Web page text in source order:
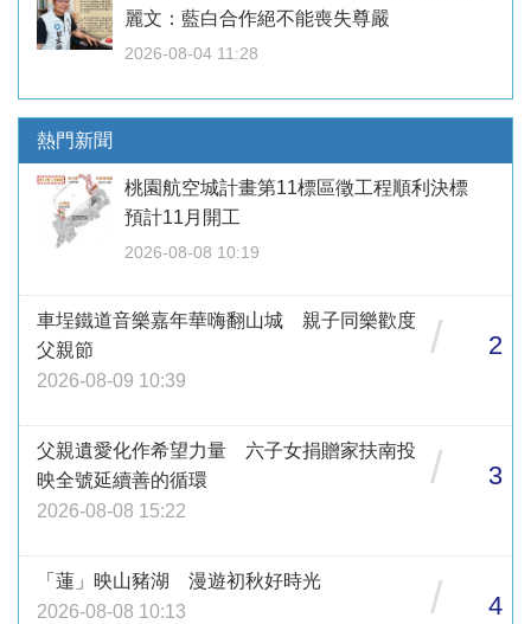
麗文：藍白合作絕不能喪失尊嚴
2026-08-04 11:28
熱門新聞
桃園航空城計畫第11標區徵工程順利決標
預計11月開工
2026-08-08 10:19
車埕鐵道音樂嘉年華嗨翻山城 親子同樂歡度
父親節
2026-08-09 10:39
/ 2
父親遺愛化作希望力量 六子女捐贈家扶南投
映全號延續善的循環
2026-08-08 15:22
/ 3
「蓮」映山豬湖 漫遊初秋好時光
2026-08-08 10:13
/ 4